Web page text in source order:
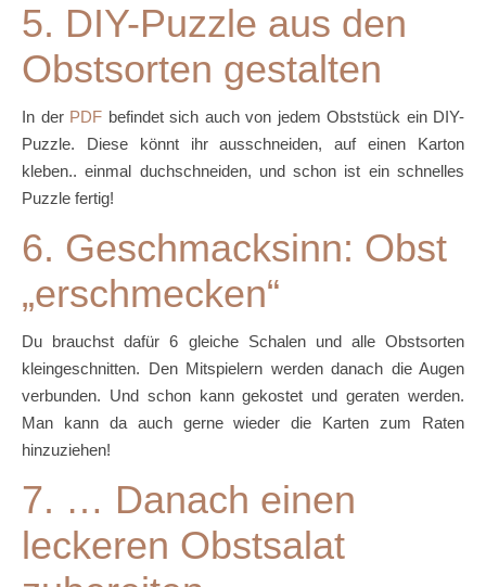
5. DIY-Puzzle aus den
Obstsorten gestalten
In der PDF befindet sich auch von jedem Obststück ein DIY-
Puzzle. Diese könnt ihr ausschneiden, auf einen Karton
kleben.. einmal duchschneiden, und schon ist ein schnelles
Puzzle fertig!
6. Geschmacksinn: Obst
„erschmecken“
Du brauchst dafür 6 gleiche Schalen und alle Obstsorten
kleingeschnitten. Den Mitspielern werden danach die Augen
verbunden. Und schon kann gekostet und geraten werden.
Man kann da auch gerne wieder die Karten zum Raten
hinzuziehen!
7. … Danach einen
leckeren Obstsalat